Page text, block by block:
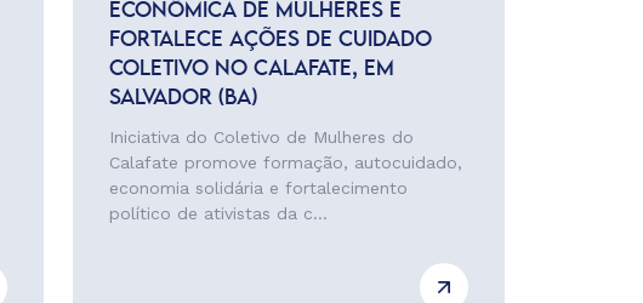
ECONÔMICA DE MULHERES E
FORTALECE AÇÕES DE CUIDADO
COLETIVO NO CALAFATE, EM
SALVADOR (BA)
Iniciativa do Coletivo de Mulheres do
Calafate promove formação, autocuidado,
economia solidária e fortalecimento
político de ativistas da c...